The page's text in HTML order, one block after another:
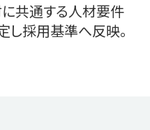
共通する人材要件
し採用基準へ反映。